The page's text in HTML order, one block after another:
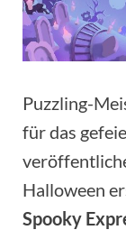
Puzzling-
für das
Halloween
Spooky